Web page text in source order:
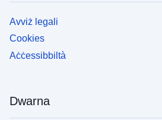
Avviż legali
Cookies
Aċċessibbiltà
Dwarna